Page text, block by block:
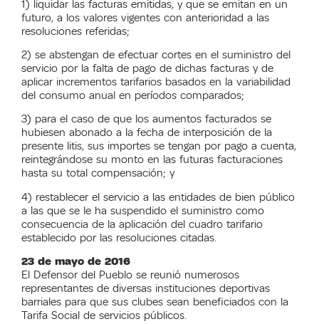
1) liquidar las facturas emitidas, y que se emitan en un
futuro, a los valores vigentes con anterioridad a las
resoluciones referidas;
2) se abstengan de efectuar cortes en el suministro del
servicio por la falta de pago de dichas facturas y de
aplicar incrementos tarifarios basados en la variabilidad
del consumo anual en períodos comparados;
3) para el caso de que los aumentos facturados se
hubiesen abonado a la fecha de interposición de la
presente litis, sus importes se tengan por pago a cuenta,
reintegrándose su monto en las futuras facturaciones
hasta su total compensación; y
4) restablecer el servicio a las entidades de bien público
a las que se le ha suspendido el suministro como
consecuencia de la aplicación del cuadro tarifario
establecido por las resoluciones citadas.
23 de mayo de 2016
El Defensor del Pueblo se reunió numerosos
representantes de diversas instituciones deportivas
barriales para que sus clubes sean beneficiados con la
Tarifa Social de servicios públicos.